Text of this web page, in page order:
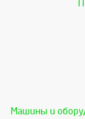
Машины и